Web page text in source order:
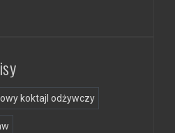
koktajl odżywczy